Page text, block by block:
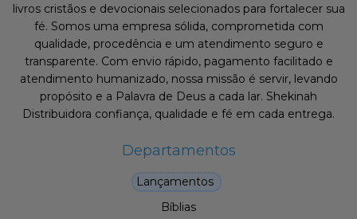
livros cristãos e devocionais selecionados para fortalecer sua
fé. Somos uma empresa sólida, comprometida com
qualidade, procedência e um atendimento seguro e
transparente. Com envio rápido, pagamento facilitado e
atendimento humanizado, nossa missão é servir, levando
propósito e a Palavra de Deus a cada lar. Shekinah
Distribuidora confiança, qualidade e fé em cada entrega.
Departamentos
Lançamentos
Bíblias